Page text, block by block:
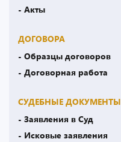
- Акты
ДОГОВОРА
- Образцы договоров
- Договорная работа
СУДЕБНЫЕ ДОКУМЕНТЫ
- Заявления в Суд
- Исковые заявления